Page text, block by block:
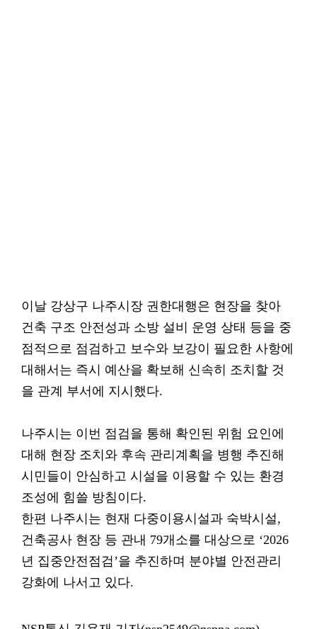
이날 강상구 나주시장 권한대행은 현장을 찾아
건축 구조 안전성과 소방 설비 운영 상태 등을 중
점적으로 점검하고 보수와 보강이 필요한 사항에
대해서는 즉시 예산을 확보해 신속히 조치할 것
을 관계 부서에 지시했다.
나주시는 이번 점검을 통해 확인된 위험 요인에
대해 현장 조치와 후속 관리계획을 병행 추진해
시민들이 안심하고 시설을 이용할 수 있는 환경
조성에 힘쓸 방침이다.
한편 나주시는 현재 다중이용시설과 숙박시설,
건축공사 현장 등 관내 79개소를 대상으로 ‘2026
년 집중안전점검’을 추진하며 분야별 안전관리
강화에 나서고 있다.